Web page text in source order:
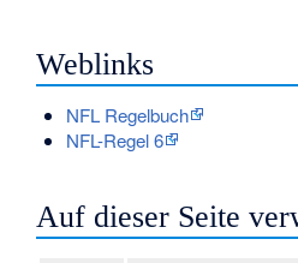
Weblinks
NFL Regelbuch
NFL-Regel 6
Auf dieser Seite